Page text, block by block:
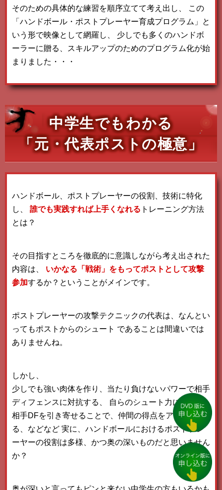
そのための具体的な練習を順序立てて考え出し、
この
「ハンドボール・ポストプレーヤー育成プログラム」と
いう形で映像として網羅し、
少しでも多くのハンドボ
ーラーに贈る、スキルアップのためのプログラム化が始
まりました・・・
中学生でもわかる
「元・代表ポストの極意」
ハンドボール、ポストプレーヤーの役割、技術に特化
し、
誰でも実践すれば上手くなれる トレーニング方法
とは？
その目指すところを徹底的に意識しながら考え出された
内容は、
いかなる「戦術」をもってポストとして攻撃
参加するか？ということがメインです。
ポストプレーヤーの攻撃テクニックの代表は、なんとい
ってもポストからのシュート であることは間違いでは
ありませんね。
しかし、
少しでも強い肉体を作り、当たり負けないパワーで相手
ディフェンスに対抗する、
自らのシュート力によって
相手DFを引き寄せることで、仲間の得点をアシストす
る、などなど 実に、ハンドボールにおけるポストプレ
ーヤーの役割は多様、かつ奥の深いものだと思いません
か？